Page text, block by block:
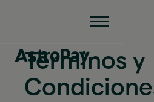
Términos y